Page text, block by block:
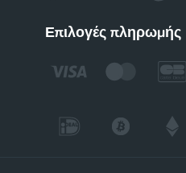
Επιλογές πληρωμής